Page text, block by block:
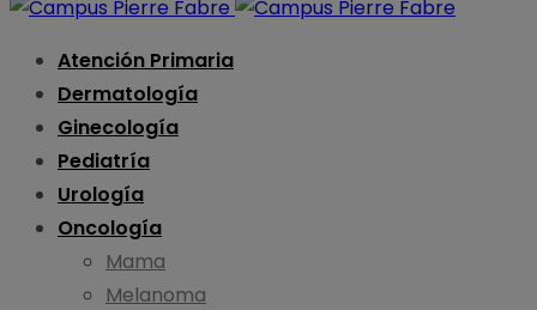
Atención Primaria
Dermatología
Ginecología
Pediatría
Urología
Oncología
Mama
Melanoma